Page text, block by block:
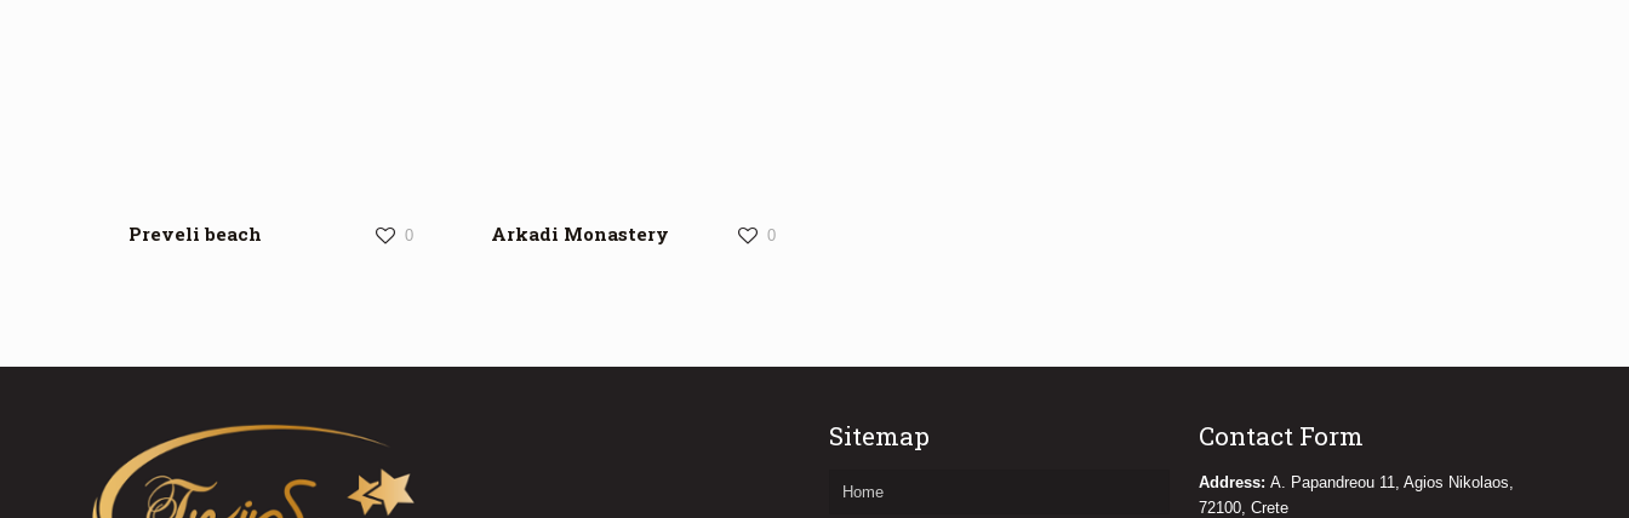
Preveli beach 0 Arkadi Monastery 0
Sitemap
Home
Contact Form
Address: Α. Papandreou 11, Agios Nikolaos,
72100, Crete